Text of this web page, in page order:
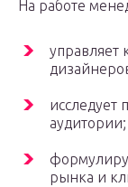
На работе
управляет
исследует
аудитории;
рынка и